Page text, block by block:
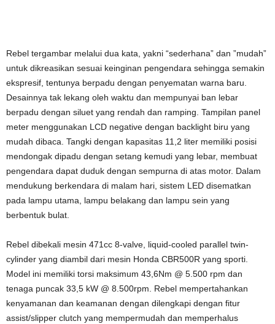
Rebel tergambar melalui dua kata, yakni “sederhana” dan ”mudah”
untuk dikreasikan sesuai keinginan pengendara sehingga semakin
ekspresif, tentunya berpadu dengan penyematan warna baru.
Desainnya tak lekang oleh waktu dan mempunyai ban lebar
berpadu dengan siluet yang rendah dan ramping. Tampilan panel
meter menggunakan LCD negative dengan backlight biru yang
mudah dibaca. Tangki dengan kapasitas 11,2 liter memiliki posisi
mendongak dipadu dengan setang kemudi yang lebar, membuat
pengendara dapat duduk dengan sempurna di atas motor. Dalam
mendukung berkendara di malam hari, sistem LED disematkan
pada lampu utama, lampu belakang dan lampu sein yang
berbentuk bulat.
Rebel dibekali mesin 471cc 8-valve, liquid-cooled parallel twin-
cylinder yang diambil dari mesin Honda CBR500R yang sporti.
Model ini memiliki torsi maksimum 43,6Nm @ 5.500 rpm dan
tenaga puncak 33,5 kW @ 8.500rpm. Rebel mempertahankan
kenyamanan dan keamanan dengan dilengkapi dengan fitur
assist/slipper clutch yang mempermudah dan memperhalus